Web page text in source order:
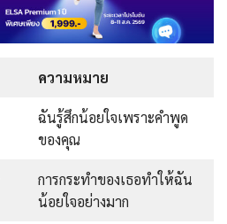
ความหมาย
ฉันรู้สึกน้อยใจเพราะคำพูด
ของคุณ
การกระทำของเธอทำให้ฉัน
น้อยใจอย่างมาก